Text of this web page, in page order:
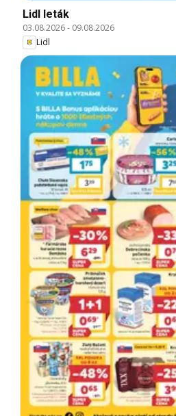
Lidl leták
03.08.2026- 09.08.2026
Lidl